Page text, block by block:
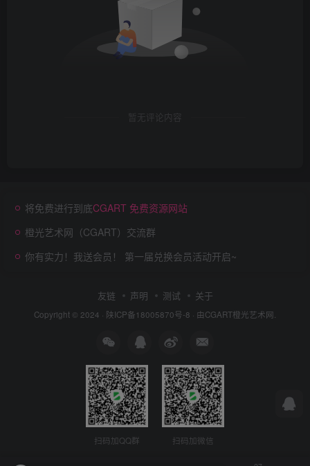
暂无评论内容
将免费进行到底CGART 免费资源网站
橙光艺术网（CGART）交流群
你有实力！我送会员！ 第一届兑换会员活动开启~
友链 声明 测试 关于
Copyright © 2024 · 陕ICP备18005870号-8 · 由CGART橙光艺术网.
扫码加QQ群 扫码加微信